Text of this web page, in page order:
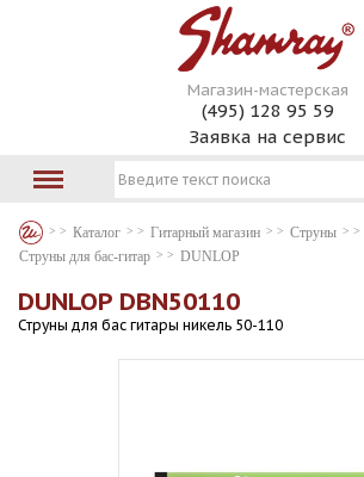
Магазин-мастерская
(495) 128 95 59
Заявка на сервис
Каталог Гитарный магазин
Струны
Струны для бас-гитар
DUNLOP
DUNLOP DBN50110
Струны для бас гитары никель 50-110